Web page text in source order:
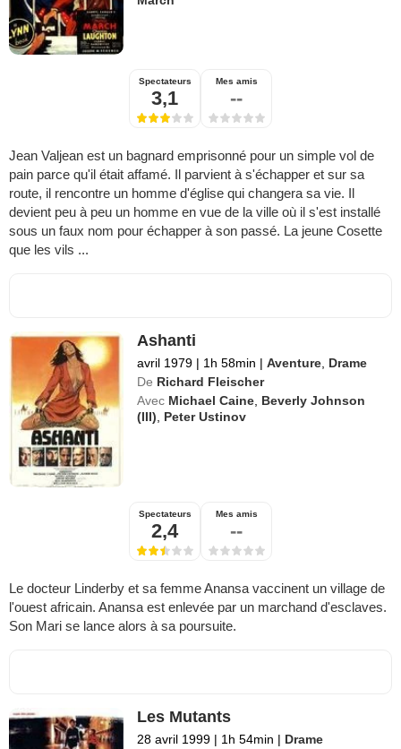
Spectateurs
3,1
Mes amis
--
Jean Valjean est un bagnard emprisonné pour un simple vol de
pain parce qu'il était affamé. Il parvient à s'échapper et sur sa
route, il rencontre un homme d'église qui changera sa vie. Il
devient peu à peu un homme en vue de la ville où il s'est installé
sous un faux nom pour échapper à son passé. La jeune Cosette
que les vils ...
Ashanti
avril 1979 | 1h 58min | Aventure Drame
De Richard Fleischer
Avec Michael Caine Beverly Johnson
(III)
Peter Ustinov
Spectateurs
2,4
Mes amis
--
Le docteur Linderby et sa femme Anansa vaccinent un village de
l'ouest africain. Anansa est enlevée par un marchand d'esclaves.
Son Mari se lance alors à sa poursuite.
Les Mutants
28 avril 1999 | 1h 54min | Drame